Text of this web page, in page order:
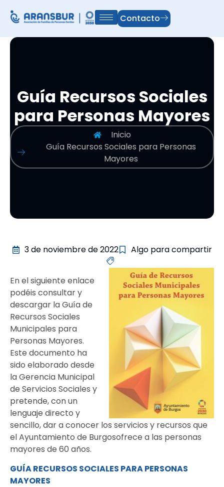
Contacto
Guía Recursos Sociales
para Personas Mayores
Inicio
Guía Recursos Sociales para Personas
Mayores
3 de noviembre de 2022 Algo para compartir
En el siguiente enlace
podéis consultar y
descargar la Guía de
Recursos Sociales
Municipales para
Personas Mayores.
Este documento ha
sido elaborado desde
la Gerencia Municipal
de Servicios Sociales y
pretende, con un
lenguaje directo y
sencillo, dar a conocer los servicios y recursos que
el Ayuntamiento de Burgosofrece a las personas
mayores de 60 años.
GUÍA RECURSOS SOCIALES PARA PERSONAS
MAYORES